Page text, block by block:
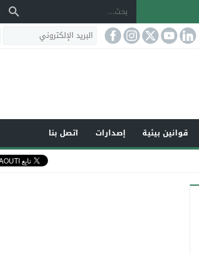
قوانين بيئية إصدارات
اتصل بنا